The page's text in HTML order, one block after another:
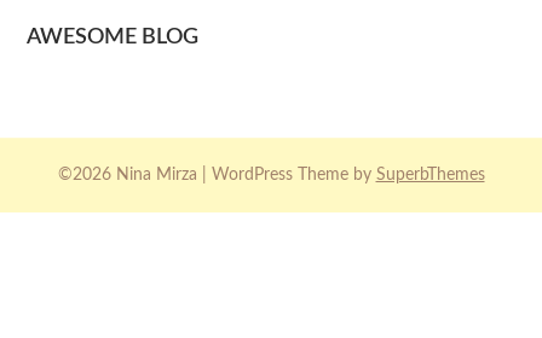
AWESOME BLOG
©2026 Nina Mirza | WordPress Theme by SuperbThemes